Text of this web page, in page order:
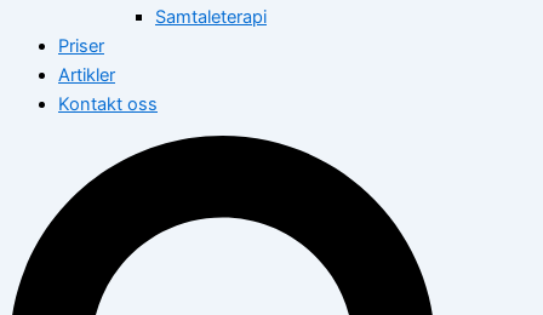
Samtaleterapi
Priser
Artikler
Kontakt oss